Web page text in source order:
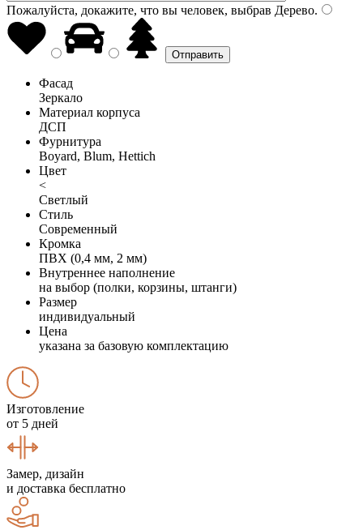
Пожалуйста, докажите, что вы человек, выбрав Дерево.
Фасад
Зеркало
Материал корпуса
ДСП
Фурнитура
Boyard, Blum, Hettich
Цвет
<
Светлый
Стиль
Современный
Кромка
ПВХ (0,4 мм, 2 мм)
Внутреннее наполнение
на выбор (полки, корзины, штанги)
Размер
индивидуальный
Цена
указана за базовую комплектацию
Изготовление
от 5 дней
Замер, дизайн
и доставка бесплатно